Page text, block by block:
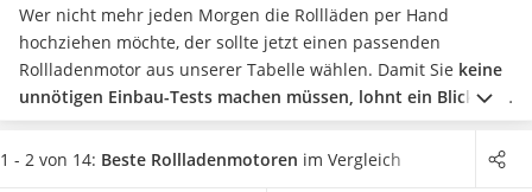
Akku-Tischlampe
Konferenzmikrofon
Klappmatratze
Duschkopf mit Kalkfilter
Aktenvernichter Sicherheitsstufe 4
Bettgitter
Wer nicht mehr jeden Morgen die Rollläden per Hand
hochziehen möchte, der sollte jetzt einen passenden
Rollladenmotor aus unserer Tabelle wählen. Damit Sie keine
unnötigen Einbau-Tests machen müssen, lohnt ein Blick auf
den Rollladentypen: Die meisten Rollläden brauchen einen
normalen Gurtwickler, der sich außerhalb der Wand
1 - 2 von 14: Beste Rollladenmotoren im Vergleich